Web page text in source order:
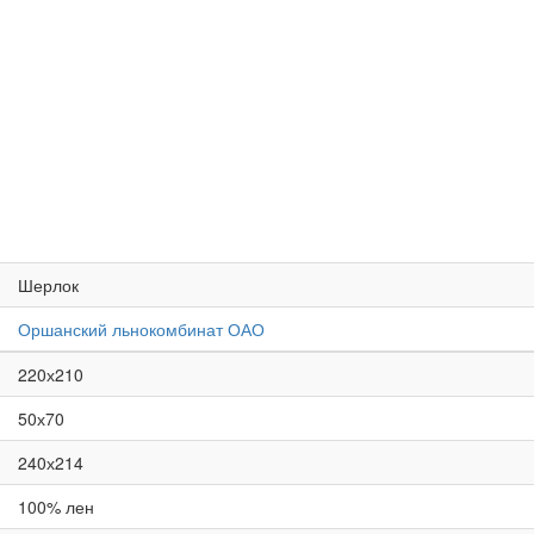
Шерлок
Оршанский льнокомбинат ОАО
220х210
50х70
240х214
100% лен